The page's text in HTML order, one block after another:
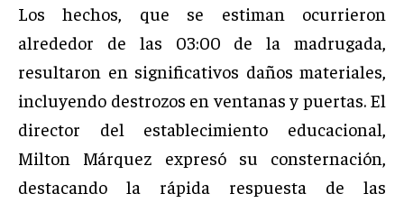
Los hechos, que se estiman ocurrieron
alrededor de las 03:00 de la madrugada,
resultaron en significativos daños materiales,
incluyendo destrozos en ventanas y puertas. El
director del establecimiento educacional,
Milton Márquez expresó su consternación,
destacando la rápida respuesta de las